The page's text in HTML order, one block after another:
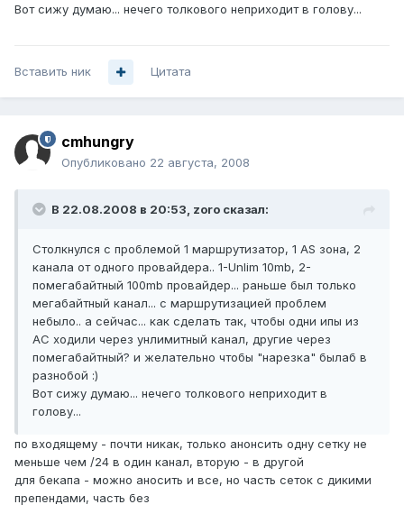
Вот сижу думаю... нечего толкового неприходит в голову...
Вставить ник Цитата
cmhungry
Опубликовано 22 августа, 2008
В 22.08.2008 в 20:53, zoro сказал:
Столкнулся с проблемой 1 маршрутизатор, 1 AS зона, 2
канала от одного провайдера.. 1-Unlim 10mb, 2-
помегабайтный 100mb провайдер... раньше был только
мегабайтный канал... с маршрутизацией проблем
небыло.. а сейчас... как сделать так, чтобы одни ипы из
АС ходили через унлимитный канал, другие через
помегабайтный? и желательно чтобы "нарезка" былаб в
разнобой :)
Вот сижу думаю... нечего толкового неприходит в
голову...
по входящему - почти никак, только анонсить одну сетку не
меньше чем /24 в один канал, вторую - в другой
для бекапа - можно аносить и все, но часть сеток с дикими
препендами, часть без